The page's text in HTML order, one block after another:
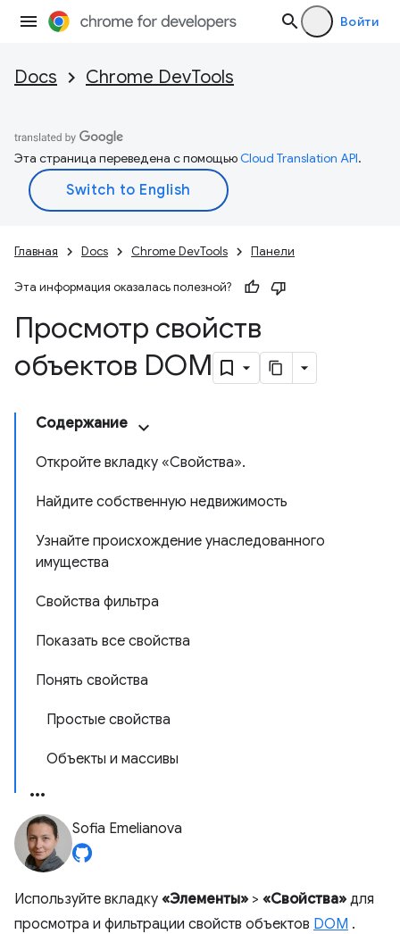
Войти
Docs Chrome DevTools
Эта страница переведена с помощьюCloud Translation API.
Главная Docs Chrome DevTools Панели
Эта информация оказалась полезной?
Просмотр свойств
объектов DOM
Содержание
Откройте вкладку «Свойства».
Найдите собственную недвижимость
Узнайте происхождение унаследованного
имущества
Свойства фильтра
Показать все свойства
Понять свойства
Простые свойства
Объекты и массивы
Sofia Emelianova
Используйте вкладку «Элементы» > «Свойства» для
просмотра и фильтрации свойств объектов DOM .